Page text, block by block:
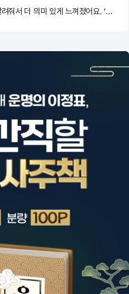
저도 한자 이름 받아봤는데, 뜻까지 알려줘서 더 의미 있게 느껴졌어요. ‘정화’ 너무 맑고 고운 이름이네요!